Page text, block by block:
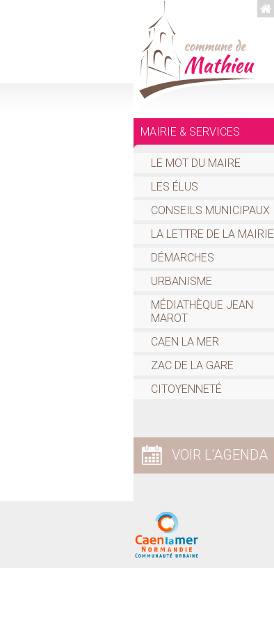
MAIRIE & SERVICES
LE MOT DU MAIRE
LES ÉLUS
CONSEILS MUNICIPAUX
LA LETTRE DE LA MAIRIE
DÉMARCHES
URBANISME
MÉDIATHÈQUE JEAN
MAROT
CAEN LA MER
ZAC DE LA GARE
CITOYENNETÉ
VOIR L'AGENDA